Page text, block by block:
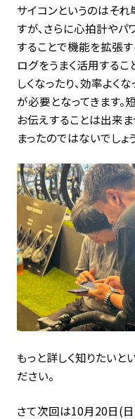
サイコンというのはそ
すが、さらに心拍計や
することで機能を拡張
ログをうまく活用する
しくなったり、効率よく
が必要となってきます。
お伝えすることは出来
まったのではないでしょ
もっと詳しく知りたいと
ださい。
さて次回は10月20日(日)